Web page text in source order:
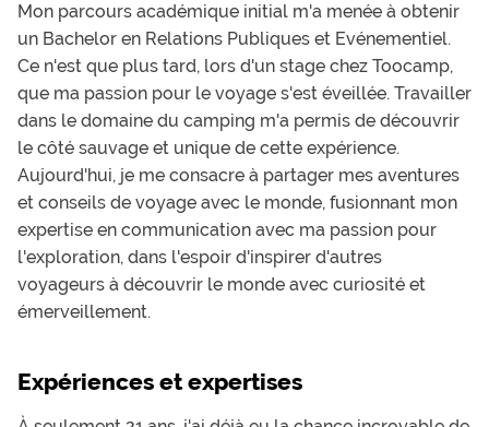
Mon parcours académique initial m'a menée à obtenir
un Bachelor en Relations Publiques et Evénementiel.
Ce n'est que plus tard, lors d'un stage chez Toocamp,
que ma passion pour le voyage s'est éveillée. Travailler
dans le domaine du camping m'a permis de découvrir
le côté sauvage et unique de cette expérience.
Aujourd'hui, je me consacre à partager mes aventures
et conseils de voyage avec le monde, fusionnant mon
expertise en communication avec ma passion pour
l'exploration, dans l'espoir d'inspirer d'autres
voyageurs à découvrir le monde avec curiosité et
émerveillement.
Expériences et expertises